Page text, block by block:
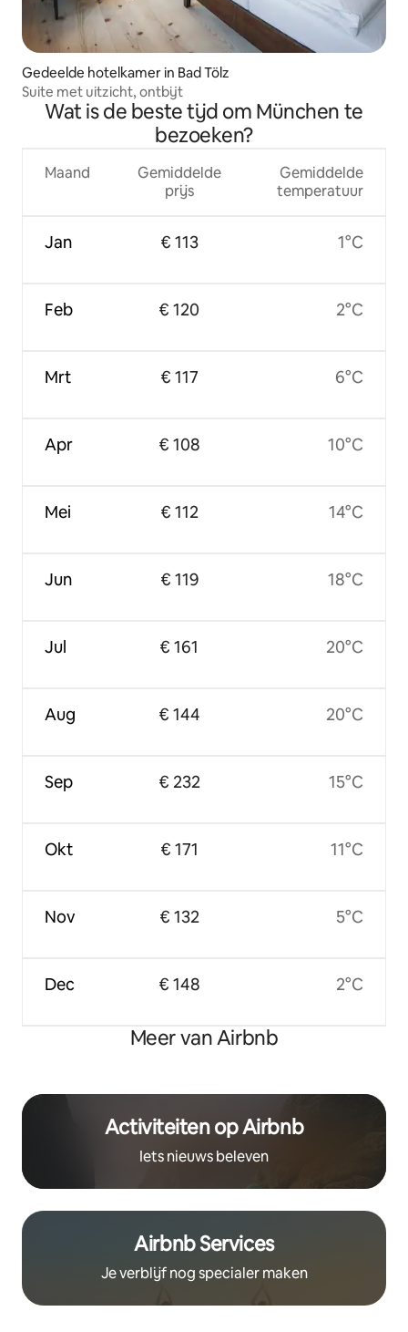
Gedeelde hotelkamer in Bad Tölz
Suite met uitzicht, ontbijt
Wat is de beste tijd om München te
bezoeken?
Maand
Jan
Feb
Mrt
Apr
Mei
Jun
Jul
Aug
Sep
Okt
Nov
Dec
Gemiddelde
prijs
€ 113
€ 120
€ 117
€ 108
€ 112
€ 119
€ 161
€ 144
€ 232
€ 171
€ 132
€ 148
Gemiddelde
temperatuur
1°C
2°C
6°C
10°C
14°C
18°C
20°C
20°C
15°C
11°C
5°C
2°C
Meer van Airbnb
Activiteiten op Airbnb
Iets nieuws beleven
Airbnb Services
Je verblijf nog specialer maken